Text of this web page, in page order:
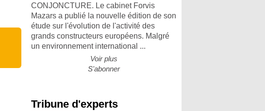
CONJONCTURE. Le cabinet Forvis
Mazars a publié la nouvelle édition de son
étude sur l'évolution de l'activité des
grands constructeurs européens. Malgré
un environnement international ...
Voir plus
S'abonner
Tribune d'experts